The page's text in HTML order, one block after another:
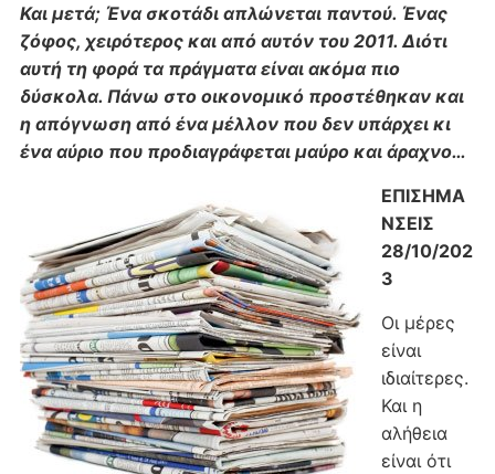
Και μετά; Ένα σκοτάδι απλώνεται παντού. Ένας
ζόφος, χειρότερος και από αυτόν του 2011. Διότι
αυτή τη φορά τα πράγματα είναι ακόμα πιο
δύσκολα. Πάνω στο οικονομικό προστέθηκαν και
η απόγνωση από ένα μέλλον που δεν υπάρχει κι
ένα αύριο που προδιαγράφεται μαύρο και άραχνο…
ΕΠΙΣΗΜΑ
ΝΣΕΙΣ
28/10/202
3
Οι μέρες
είναι
ιδιαίτερες.
Και η
αλήθεια
είναι ότι